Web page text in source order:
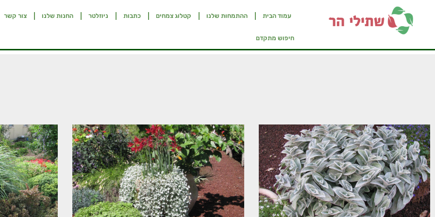
עמוד הבית ההתמחות שלנו קטלוג צמחים כתבות ניוזלטר החנות שלנו צור קשר
חיפוש מתקדם